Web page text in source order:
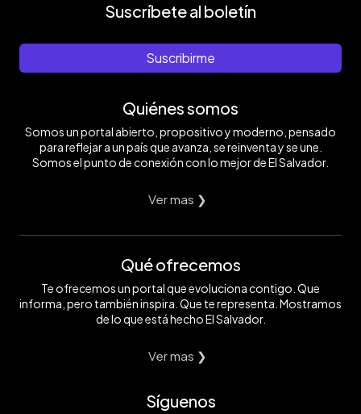
Suscríbete al boletín
Suscribirme
Quiénes somos
Somos un portal abierto, propositivo y moderno, pensado
para reflejar a un país que avanza, se reinventa y se une.
Somos el punto de conexión con lo mejor de El Salvador.
Ver mas ❯
Qué ofrecemos
Te ofrecemos un portal que evoluciona contigo. Que
informa, pero también inspira. Que te representa. Mostramos
de lo que está hecho El Salvador.
Ver mas ❯
Síguenos